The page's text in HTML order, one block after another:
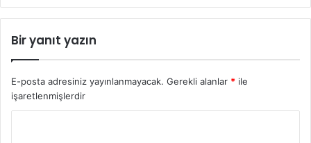
Bir yanıt yazın
E-posta adresiniz yayınlanmayacak. Gerekli alanlar * ile
işaretlenmişlerdir